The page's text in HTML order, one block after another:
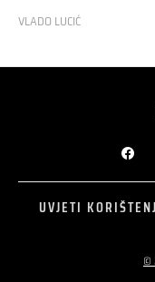
VLADO LUCIĆ
UVJETI
©